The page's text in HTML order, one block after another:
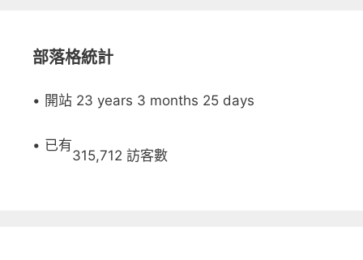
部落格統計
• 開站 23 years 3 months 25 days
• 已有
315,712 訪客數